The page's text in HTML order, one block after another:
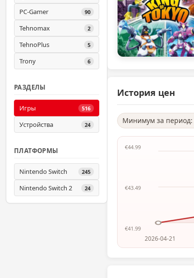
PC-Gamer 90
Tehnomax 2
TehnoPlus 5
Trony 6
РАЗДЕЛЫ
Игры 516
Устройства 24
ПЛАТФОРМЫ
Nintendo Switch 245
Nintendo Switch 2 24
История цен
Минимум за период:
€44.99
€43.49
€41.99
2026-04-21